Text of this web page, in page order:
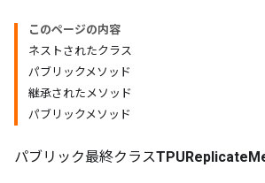
このページの内容
ネストされたクラス
パブリックメソッド
継承されたメソッド
パブリックメソッド
パブリック最終クラス